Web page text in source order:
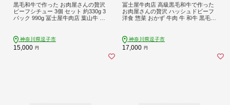
黒毛和牛で作った お肉屋さんの贅沢
ビーフシチュー 3個 セット 約330g 3
パック 990g 冨士屋牛肉店 葉山牛 松
牛 黒毛和牛 送料無料 神奈川県 逗子
市
神奈川県逗子市
15,000 円
冨士屋牛肉店 高級黒毛和牛で作った
お肉屋さんの贅沢 ハッシュドビーフ
洋食 惣菜 おかず 牛肉 牛 和牛 黒毛和
神奈川県逗子市
17,000 円